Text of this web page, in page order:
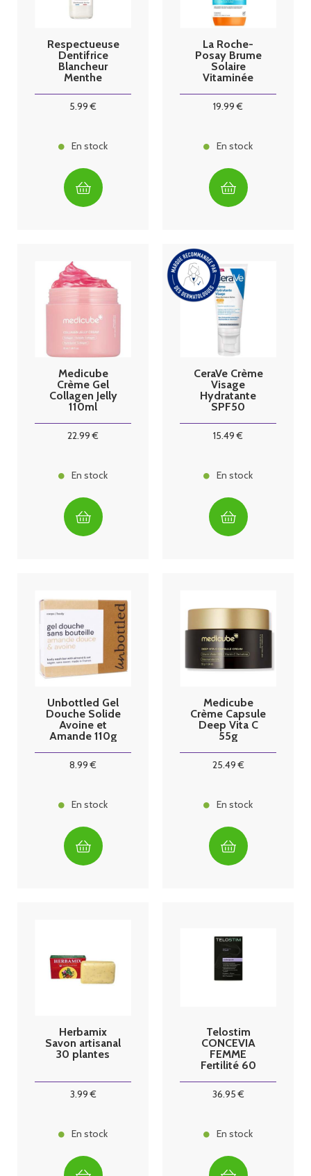
Respectueuse
Dentifrice
Blancheur
Menthe
5.99 €
En stock
La Roche-
Posay Brume
Solaire
Vitaminée
200ml
19.99 €
En stock
Medicube
Crème Gel
Collagen Jelly
110ml
22.99 €
En stock
CeraVe Crème
Visage
Hydratante
SPF50
15.49 €
En stock
Unbottled Gel
Douche Solide
Avoine et
Amande 110g
8.99 €
En stock
Medicube
Crème Capsule
Deep Vita C
55g
25.49€
En stock
Herbamix
Savon artisanal
30 plantes
3.99€
En stock
Telostim
CONCEVIA
FEMME
Fertilité 60
36.95€
En stock